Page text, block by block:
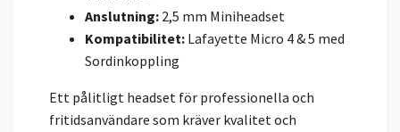
Anslutning: 2,5 mm Miniheadset
Kompatibilitet: Lafayette Micro 4 & 5 med
Sordinkoppling
Ett pålitligt headset för professionella och
fritidsanvändare som kräver kvalitet och